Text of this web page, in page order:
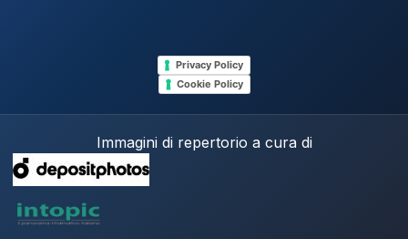
Privacy Policy
Cookie Policy
Immagini di repertorio a cura di